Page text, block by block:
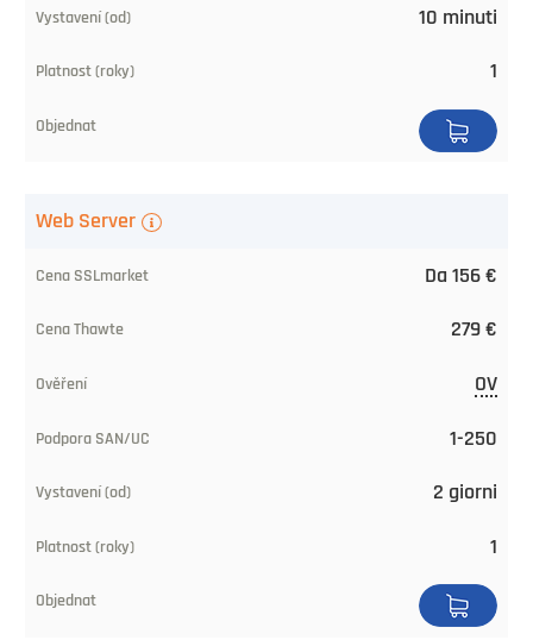
10 minuti
1
Web Server
Da 156 €
279 €
OV
1-250
2 giorni
1